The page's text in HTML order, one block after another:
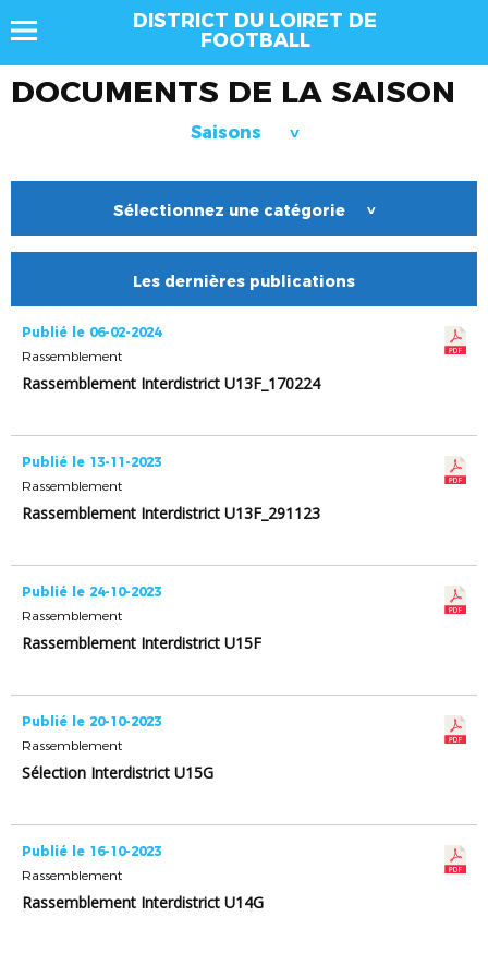
DISTRICT DU LOIRET DE
FOOTBALL
DOCUMENTS DE LA SAISON
Saisons >
Sélectionnez une catégorie >
Les dernières publications
Publié le 06-02-2024
Rassemblement
Rassemblement Interdistrict U13F_170224
Publié le 13-11-2023
Rassemblement
Rassemblement Interdistrict U13F_291123
Publié le 24-10-2023
Rassemblement
Rassemblement Interdistrict U15F
Publié le 20-10-2023
Rassemblement
Sélection Interdistrict U15G
Publié le 16-10-2023
Rassemblement
Rassemblement Interdistrict U14G